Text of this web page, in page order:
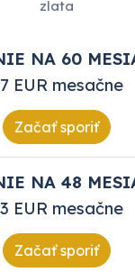
zlata
NA 60
EUR mesačne
Začať sporiť
NA 48
EUR mesačne
Začať sporiť